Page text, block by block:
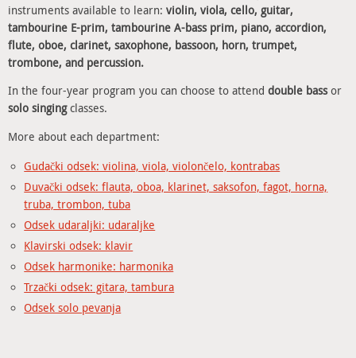
instruments available to learn: violin, viola, cello, guitar,
tambourine E-prim, tambourine A-bass prim, piano, accordion,
flute, oboe, clarinet, saxophone, bassoon, horn, trumpet,
trombone, and percussion.
In the four-year program you can choose to attend double bassor
solo singingclasses.
More about each department:
Gudački odsek: violina, viola, violončelo, kontrabas
Duvački odsek: flauta, oboa, klarinet, saksofon, fagot, horna,
truba, trombon, tuba
Odsek udaraljki: udaraljke
Klavirski odsek: klavir
Odsek harmonike: harmonika
Trzački odsek: gitara, tambura
Odsek solo pevanja